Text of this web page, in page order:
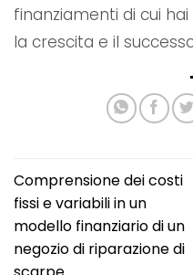
finanziamenti di cui
la crescita e il
Comprensione dei costi
fissi e variabili in un
modello finanziario di un
negozio di riparazione di